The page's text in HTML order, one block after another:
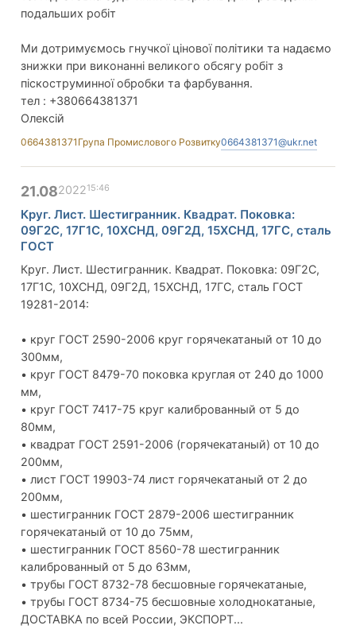
подальших робіт
Ми дотримуємось гнучкої цінової політики та надаємо
знижки при виконанні великого обсягу робіт з
піскоструминної обробки та фарбування.
тел : +380664381371
Олексій
0664381371 Група Промислового Розвитку0664381371@ukr.net
21.08202215:46
Круг. Лист. Шестигранник. Квадрат. Поковка:
09Г2С, 17Г1С, 10ХСНД, 09Г2Д, 15ХСНД, 17ГС, сталь
ГОСТ
Круг. Лист. Шестигранник. Квадрат. Поковка: 09Г2С,
17Г1С, 10ХСНД, 09Г2Д, 15ХСНД, 17ГС, сталь ГОСТ
19281-2014:
• круг ГОСТ 2590-2006 круг горячекатаный от 10 до
300мм,
• круг ГОСТ 8479-70 поковка круглая от 240 до 1000
мм,
• круг ГОСТ 7417-75 круг калиброванный от 5 до
80мм,
• квадрат ГОСТ 2591-2006 (горячекатаный) от 10 до
200мм,
• лист ГОСТ 19903-74 лист горячекатаный от 2 до
200мм,
• шестигранник ГОСТ 2879-2006 шестигранник
горячекатаный от 10 до 75мм,
• шестигранник ГОСТ 8560-78 шестигранник
калиброванный от 5 до 63мм,
• трубы ГОСТ 8732-78 бесшовные горячекатаные,
• трубы ГОСТ 8734-75 бесшовные холоднокатаные,
ДОСТАВКА по всей России, ЭКСПОРТ...